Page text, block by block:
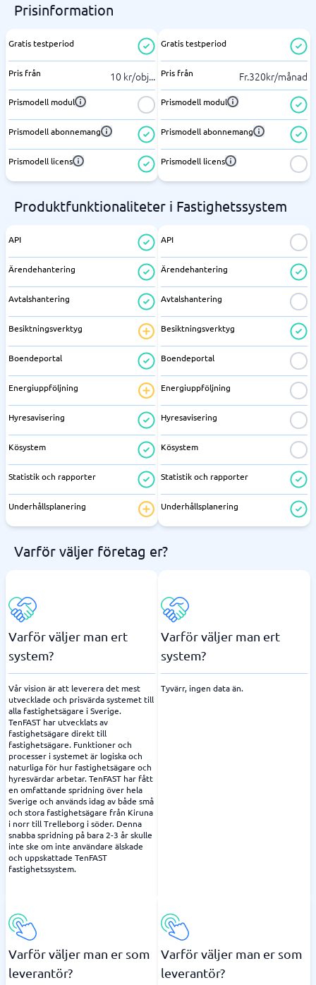
Prisinformation
Gratis testperiod
Pris från 10 kr/obj...
Prismodell modul
Prismodell abonnemang
Prismodell licens
Gratis testperiod
Pris från Fr.320kr/månad
Prismodell modul
Prismodell abonnemang
Prismodell licens
Produktfunktionaliteter i Fastighetssystem
API
Ärendehantering
Avtalshantering
Besiktningsverktyg
Boendeportal
Energiuppföljning
Hyresavisering
Kösystem
Statistik och rapporter
Underhållsplanering
API
Ärendehantering
Avtalshantering
Besiktningsverktyg
Boendeportal
Energiuppföljning
Hyresavisering
Kösystem
Statistik och rapporter
Underhållsplanering
Varför väljer företag er?
Varför väljer man ert
system?
Vår vision är att leverera det mest
utvecklade och prisvärda systemet till
alla fastighetsägare i Sverige.
TenFAST har utvecklats av
fastighetsägare direkt till
fastighetsägare. Funktioner och
processer i systemet är logiska och
naturliga för hur fastighetsägare och
hyresvärdar arbetar. TenFAST har fått
en omfattande spridning över hela
Sverige och används idag av både små
och stora fastighetsägare från Kiruna
i norr till Trelleborg i söder. Denna
snabba spridning på bara 2-3 år skulle
inte ske om inte användare älskade
och uppskattade TenFAST
fastighetssystem.
Varför väljer man ert
system?
Tyvärr, ingen data än.
Varför väljer man er som
leverantör?
Varför väljer man er som
leverantör?